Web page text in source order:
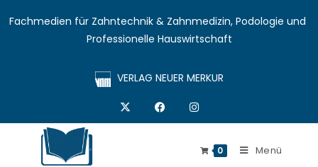
Fachmedien für Zahntechnik & Zahnmedizin, Podologie und
Professionelle Hauswirtschaft
VERLAG NEUER MERKUR
0 Menü